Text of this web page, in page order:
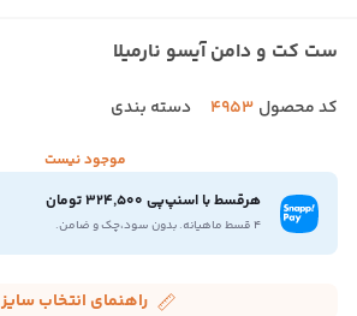
ست کت و دامن آیسو نارمیلا
کد محصول 4953 دسته بندی
موجود نیست
هرقسط با اسنپ‌پی 324,500 تومان
۴ قسط ماهیانه. بدون سود،چک و ضامن.
راهنمای انتخاب سایز